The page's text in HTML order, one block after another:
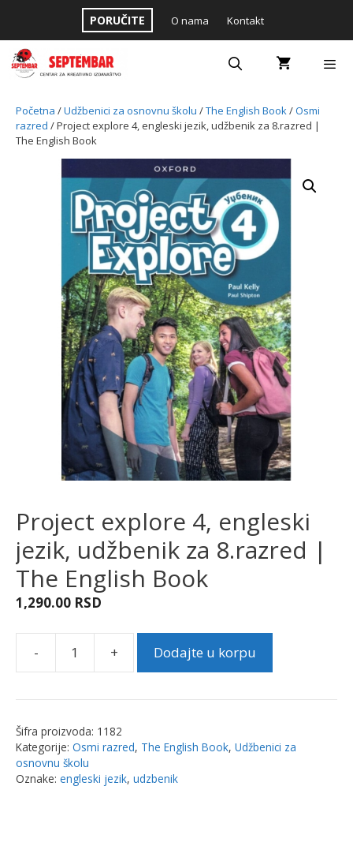
content
PORUČITE O nama Kontakt
Početna /Udžbenici za osnovnu školu /The English Book/Osmi
razred / Project explore 4, engleski jezik, udžbenik za 8.razred |
The English Book
Project explore 4, engleski
jezik, udžbenik za 8.razred |
The English Book
1,290.00 RSD
-
Project
4,
jezik,
udžbenik
za
+ Dodajte u korpu
Šifra proizvoda: 1182
Kategorije: Osmi razred, The English Book, Udžbenici za
osnovnu školu
Oznake: engleski jezik, udzbenik